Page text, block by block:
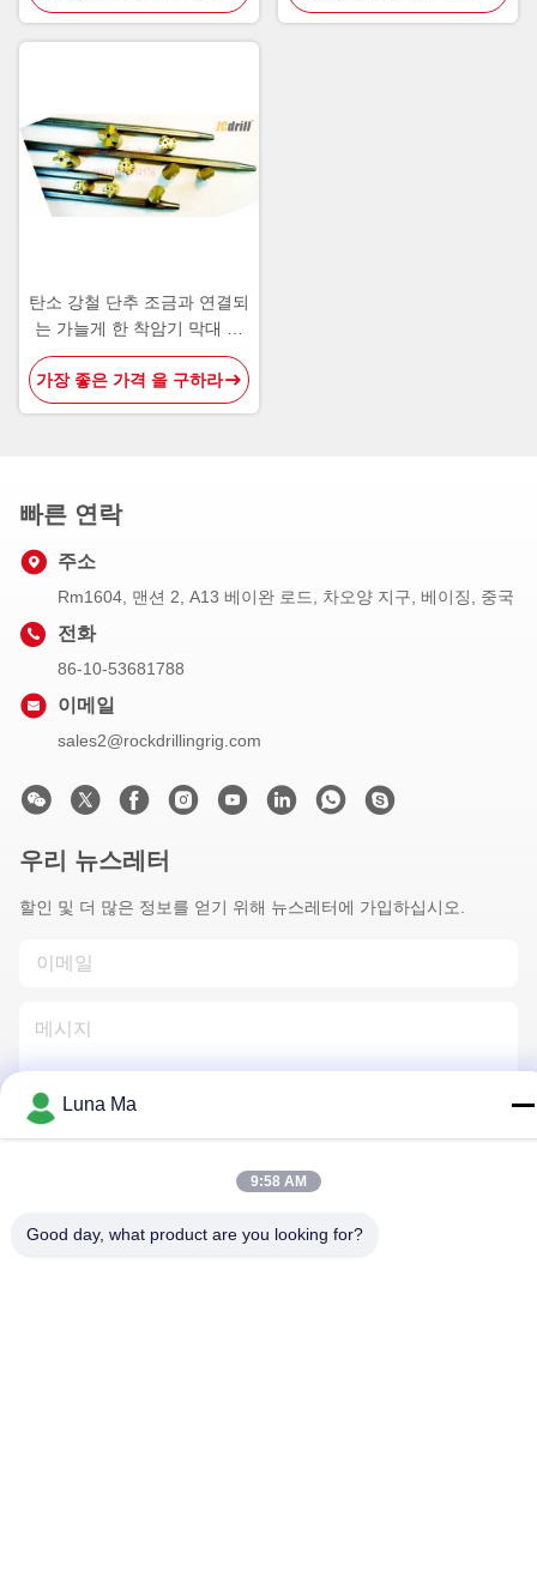
탄소 강철 단추 조금과 연결되
는 가늘게 한 착암기 막대 위
조
가장 좋은 가격 을 구하라
빠른 연락
주소
Rm1604, 맨션 2, A13 베이완 로드, 차오양 지구, 베이징, 중국
전화
86-10-53681788
이메일
sales2@rockdrillingrig.com
우리 뉴스레터
할인 및 더 많은 정보를 얻기 위해 뉴스레터에 가입하십시오.
Luna Ma
9:58 AM
Good day, what product are you looking for?